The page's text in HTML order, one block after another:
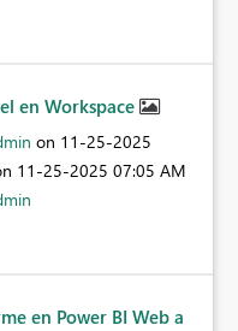
en Workspace
on ‎11-25-2025
‎11-25-2025 07:05 AM
en Power BI Web a